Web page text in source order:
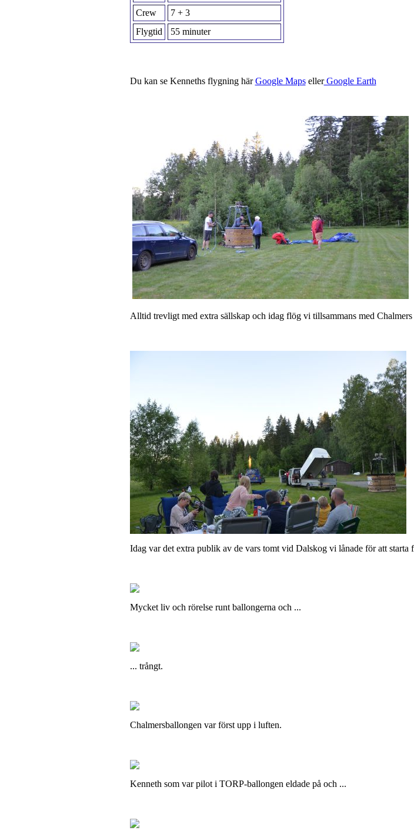
Crew
7 + 3
Flygtid
55 minuter
Du kan se Kenneths flygning härGoogle MapsellerGoogle Earth
Alltid trevligt med extra sällskap och idag flög vi tillsammans med
Idag var det extra publik av de vars tomt vid Dalskog vi lånade för att starta
Mycket liv och rörelse runt ballongerna och ...
... trångt.
Chalmersballongen var först upp i luften.
Kenneth som var pilot i TORP-ballongen eldade på och ...